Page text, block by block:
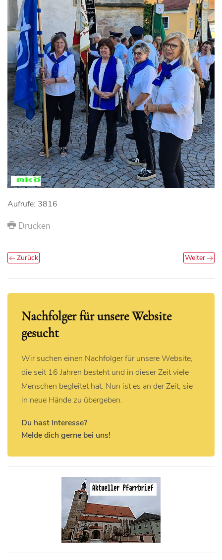
Aufrufe: 3816
Drucken
Zurück Weiter
Nachfolger für unsere Website
gesucht
Wir suchen einen Nachfolger für unsere Website,
die seit 16 Jahren besteht und in dieser Zeit viele
Menschen begleitet hat. Nun ist es an der Zeit, sie
in neue Hände zu übergeben.
Du hast Interesse?
Melde dich gerne bei uns!